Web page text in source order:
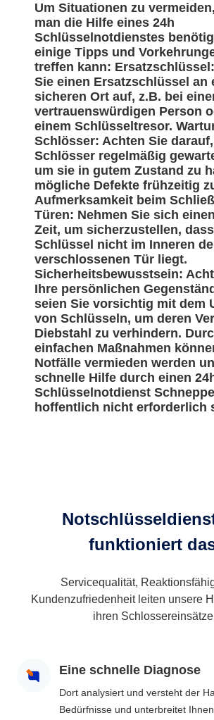
Um Situationen zu
man die Hilfe eines 24h
Schlüsselnotdienstes
einige Tipps und
treffen kann:
Sie einen Ersatzschlüssel an
sicheren Ort auf, z.B. bei
vertrauenswürdigen Person
einem Schlüsseltresor.
Schlösser: Achten Sie
Schlösser regelmäßig
um sie in gutem Zustand zu
mögliche Defekte frühzeitig
Aufmerksamkeit beim
Türen: Nehmen Sie sich
Zeit, um sicherzustellen,
Schlüssel nicht im Inneren
verschlossenen Tür liegt.
Sicherheitsbewusstsein:
Ihre persönlichen
seien Sie vorsichtig mit dem
von Schlüsseln, um deren
Diebstahl zu verhindern.
einfachen Maßnahmen
Notfälle vermieden werden
schnelle Hilfe durch einen
Schlüsselnotdienst
hoffentlich nicht erforderlich
funktioniert
Servicequalität,
Kundenzufriedenheit leiten unsere
ihren
Eine schnelle Diagnose
Dort analysiert und versteht der
Bedürfnisse und unterbreitet